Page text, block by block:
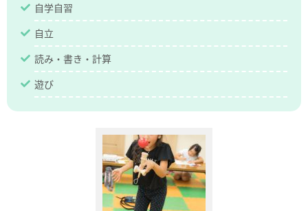
自学自習
自立
読み・書き・計算
遊び